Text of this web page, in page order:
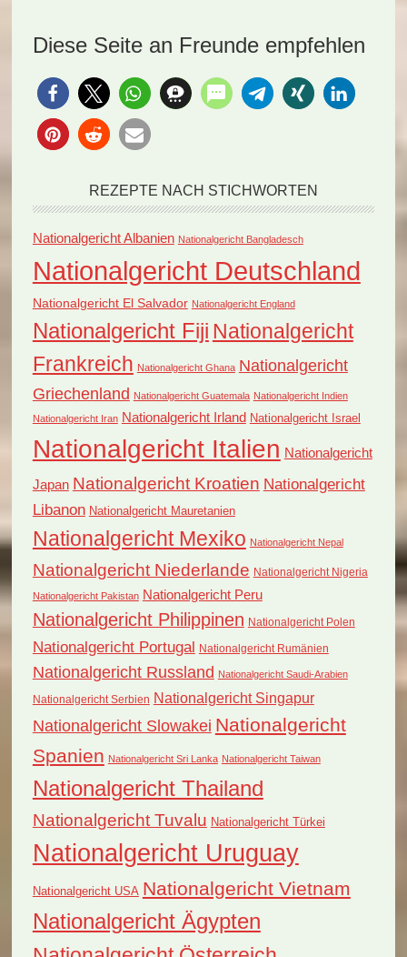
Diese Seite an Freunde empfehlen
REZEPTE NACH STICHWORTEN
Nationalgericht Albanien Nationalgericht Bangladesch
Nationalgericht Deutschland
Nationalgericht El Salvador Nationalgericht England
Nationalgericht Fiji Nationalgericht
Frankreich Nationalgericht Ghana Nationalgericht
Griechenland Nationalgericht Guatemala Nationalgericht Indien
Nationalgericht Iran Nationalgericht Irland Nationalgericht Israel
Nationalgericht Italien Nationalgericht
Japan Nationalgericht Kroatien Nationalgericht
Libanon Nationalgericht Mauretanien
Nationalgericht Mexiko Nationalgericht Nepal
Nationalgericht Niederlande Nationalgericht Nigeria
Nationalgericht Pakistan Nationalgericht Peru
Nationalgericht Philippinen Nationalgericht Polen
Nationalgericht Portugal Nationalgericht Rumänien
Nationalgericht Russland Nationalgericht Saudi-Arabien
Nationalgericht Serbien Nationalgericht Singapur
Nationalgericht Slowakei Nationalgericht
Spanien Nationalgericht Sri Lanka Nationalgericht Taiwan
Nationalgericht Thailand
Nationalgericht Tuvalu Nationalgericht Türkei
Nationalgericht Uruguay
Nationalgericht USA Nationalgericht Vietnam
Nationalgericht Ägypten